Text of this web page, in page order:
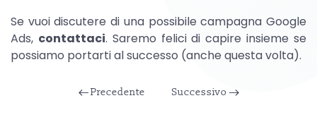
Se vuoi discutere di una possibile campagna Google
Ads, contattaci. Saremo felici di capire insieme se
possiamo portarti al successo (anche questa volta).
Precedente Successivo